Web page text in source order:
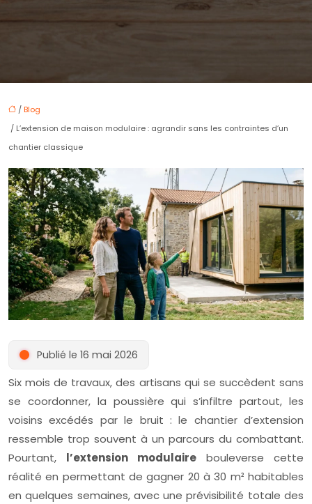
/ Blog
/ L’extension de maison modulaire : agrandir sans les contraintes d’un
chantier classique
Publié le 16 mai 2026
Six mois de travaux, des artisans qui se succèdent sans
se coordonner, la poussière qui s’infiltre partout, les
voisins excédés par le bruit : le chantier d’extension
ressemble trop souvent à un parcours du combattant.
Pourtant, l’extension modulaire bouleverse cette
réalité en permettant de gagner 20 à 30 m² habitables
en quelques semaines, avec une prévisibilité totale des